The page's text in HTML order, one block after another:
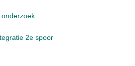
2e spoor